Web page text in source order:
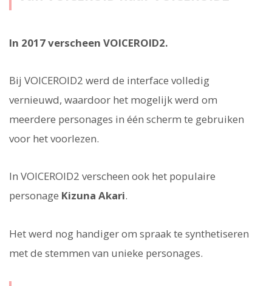
In 2017 verscheen VOICEROID2.
Bij VOICEROID2 werd de interface volledig
vernieuwd, waardoor het mogelijk werd om
meerdere personages in één scherm te gebruiken
voor het voorlezen.
In VOICEROID2 verscheen ook het populaire
personage Kizuna Akari.
Het werd nog handiger om spraak te synthetiseren
met de stemmen van unieke personages.